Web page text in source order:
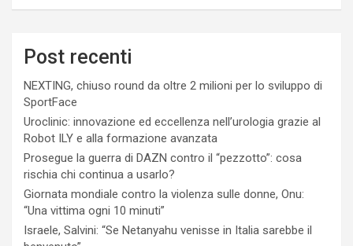
Post recenti
NEXTING, chiuso round da oltre 2 milioni per lo sviluppo di
SportFace
Uroclinic: innovazione ed eccellenza nell’urologia grazie al
Robot ILY e alla formazione avanzata
Prosegue la guerra di DAZN contro il “pezzotto”: cosa
rischia chi continua a usarlo?
Giornata mondiale contro la violenza sulle donne, Onu:
“Una vittima ogni 10 minuti”
Israele, Salvini: “Se Netanyahu venisse in Italia sarebbe il